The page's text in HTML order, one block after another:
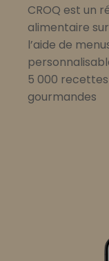
CROQ est un
alimentaire
l’aide de
5 000 recettes
gourmandes